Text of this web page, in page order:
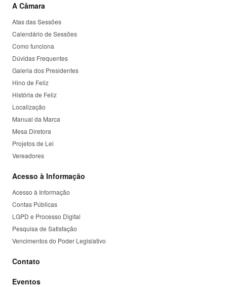
A Câmara
Atas das Sessões
Calendário de Sessões
Como funciona
Dúvidas Frequentes
Galeria dos Presidentes
Hino de Feliz
História de Feliz
Localização
Manual da Marca
Mesa Diretora
Projetos de Lei
Vereadores
Acesso à Informação
Acesso à Informação
Contas Públicas
LGPD e Processo Digital
Pesquisa de Satisfação
Vencimentos do Poder Legislativo
Contato
Eventos